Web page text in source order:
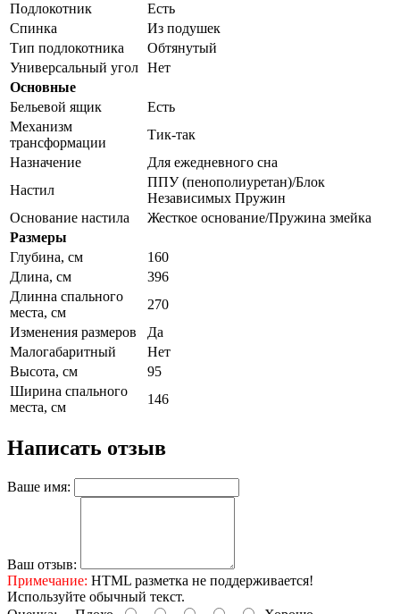
Подлокотник
Есть
Спинка
Из подушек
Тип подлокотника
Обтянутый
Универсальный угол Нет
Основные
Бельевой ящик
Есть
Механизм
трансформации
Тик-так
Назначение
Для ежедневного сна
Настил
ППУ (пенополиуретан)/Блок
Независимых Пружин
Основание настила
Жесткое основание/Пружина змейка
Размеры
Глубина, см
160
Длина, см
396
Длинна спального
места, см
270
Изменения размеров
Да
Малогабаритный
Нет
Высота, см
95
Ширина спального
места, см
146
Написать отзыв
Ваше имя:
Ваш отзыв:
Примечание: HTML разметка не поддерживается!
Используйте обычный текст.